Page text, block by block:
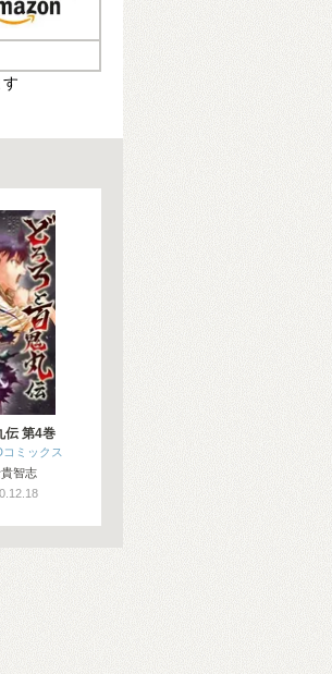
伝 第4巻
ミックス
智志